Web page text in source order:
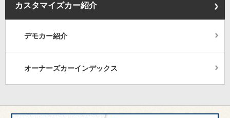
カスタマイズカー紹介
デモカー紹介
オーナーズカーインデックス